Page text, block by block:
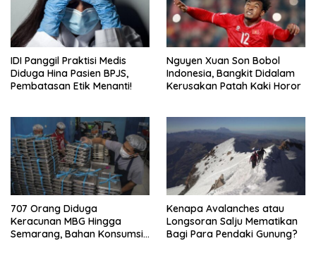
IDI Panggil Praktisi Medis
Diduga Hina Pasien BPJS,
Pembatasan Etik Menanti!
Nguyen Xuan Son Bobol
Indonesia, Bangkit Didalam
Kerusakan Patah Kaki Horor
707 Orang Diduga
Keracunan MBG Hingga
Semarang, Bahan Konsumsi
Kenapa Avalanches atau
Longsoran Salju Mematikan
Bagi Para Pendaki Gunung?